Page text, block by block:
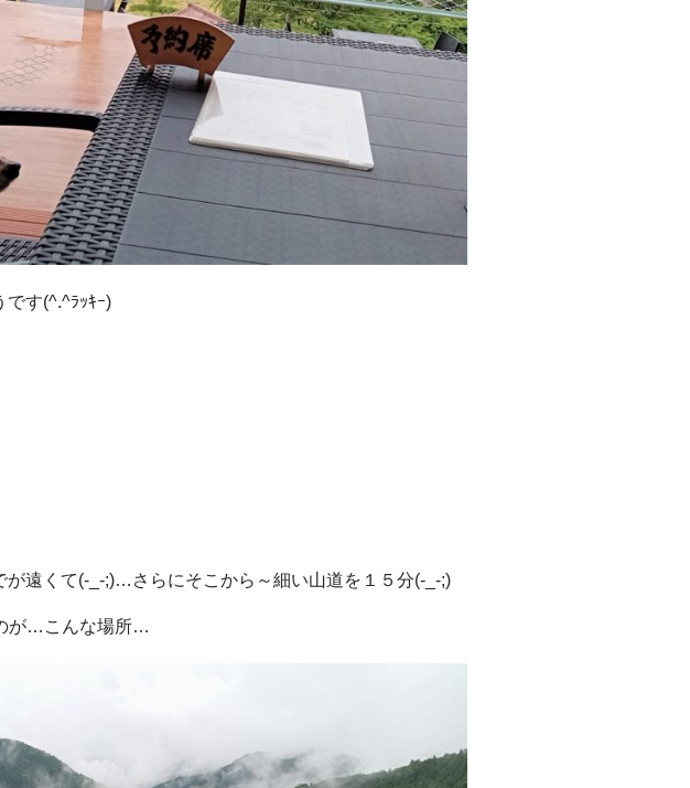
す(^.^ﾗｯｷｰ)
が遠くて(-_-;)…さらにそこから～細い山道を１５分(-_-;)
が…こんな場所…